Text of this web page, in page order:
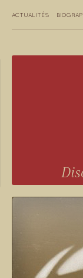
ACTUALITÉS